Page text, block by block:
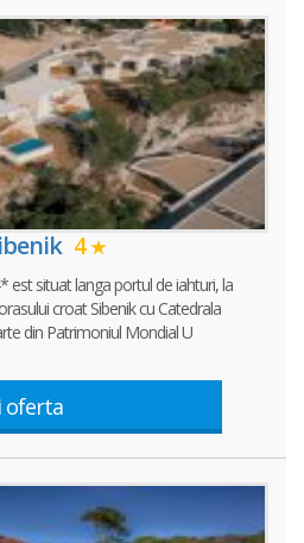
4
est situat langa portul de iahturi, la
croat Sibenik cu Catedrala
din Patrimoniul Mondial U
oferta